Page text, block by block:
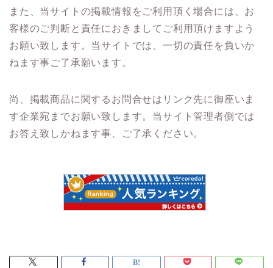
また、当サイトの掲載情報をご利用頂く場合には、お
客様のご判断と責任におきましてご利用頂けますよう
お願い致します。当サイトでは、一切の責任を負いか
ねます事ご了承願います。
尚、掲載商品に関するお問合せはリンク先に御座いま
す企業宛までお願い致します。当サイト管理者側では
お答え致しかねます事、ご了承ください。